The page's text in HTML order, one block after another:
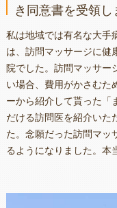
き同意書を受領し
私は地域では有名な大手
は、訪問マッサージに健
院でした。訪問マッサー
い場合、費用がかさむた
ーから紹介して貰った「
だける訪問医を紹介いた
た。念願だった訪問マッ
るようになりました。本